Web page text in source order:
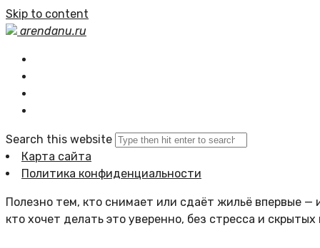
Skip to content
arendanu.ru
Search this website
Карта сайта
Политика конфиденциальности
Полезно тем, кто снимает или сдаёт жильё впервые —
кто хочет делать это уверенно, без стресса и